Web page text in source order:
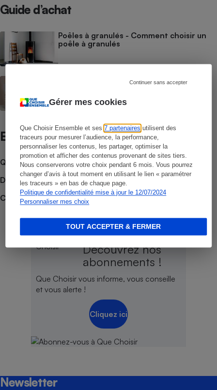
Gérer mes cookies
Que Choisir Ensemble et ses7 partenaires utilisent des
traceurs pour mesurer l’audience, la performance,
personnaliser les contenus, les partager, optimiser la
promotion et afficher des contenus provenant de sites tiers.
Nous conserverons votre choix pendant 6 mois. Vous pourrez
changer d’avis à tout moment en utilisant le lien « paramétrer
les traceurs » en bas de chaque page.
Politique de confidentialité mise à jour le 12/07/2024
Personnaliser mes choix
Continuer sans accepter
TOUT ACCEPTER & FERMER
Guide d’achat
Poêles à granulés - Comment choisir un
poêle à granulés
Poêles à granulés - Choisir les bons
Et aussi
Que faire en cas de litige ?
Découvrir le forum
Consulter nos Comparatifs
Que Choisir
Découvrez nos
abonnements !
Que Choisir vous informe, vous conseille
et vous alerte !
Cliquez ici
Newsletter